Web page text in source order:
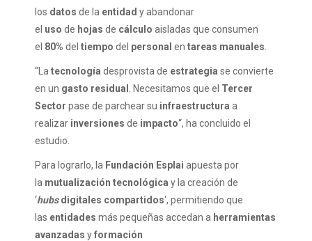
los datos de la entidad y abandonar
el uso de hojas de cálculo aisladas que consumen
el 80% del tiempo del personal en tareas manuales
“La tecnología desprovista de estrategia se convierte
en un gasto residual . Necesitamos que el Tercer
Sector pase de parchear su infraestructura a
realizar inversiones de impacto“, ha concluido el
estudio.
Para lograrlo, la Fundación Esplai apuesta por
la mutualización tecnológica y la creación de
‘hubs digitales compartidos‘, permitiendo que
las entidades más pequeñas accedan a herramientas
avanzadas yformación